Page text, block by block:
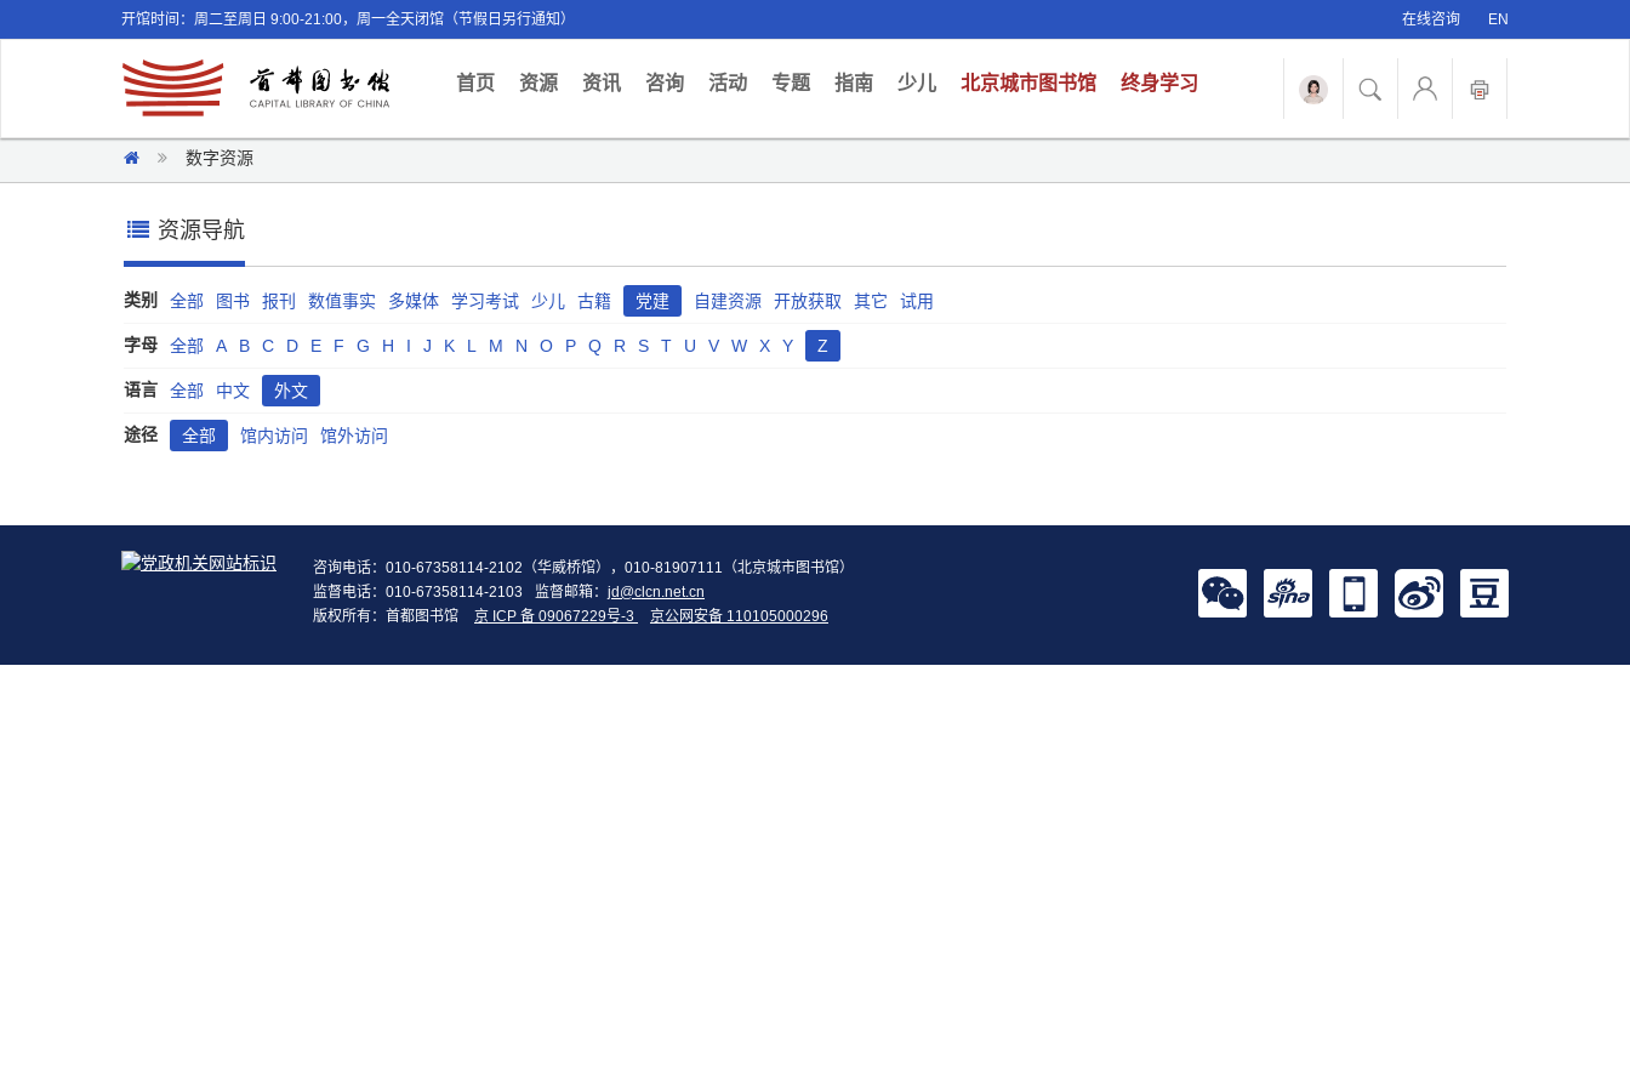
开馆时间：周二至周日 9:00-21:00，周一全天闭馆（节假日另行通知） 在线咨询 EN
首页(current)
资源 资讯 咨询 活动 专题 指南 少儿 北京城市图书馆 终身学习
数字资源
资源导航
类别 全部 图书 报刊 数值事实 多媒体 学习考试 少儿 古籍 党建 自建资源 开放获取 其它 试用
字母 全部 A B C D E F G H I J K L M N O P Q R S T U V W X Y Z
语言 全部 中文 外文
途径 全部 馆内访问 馆外访问
咨询电话：010-67358114-2102（华威桥馆），010-81907111（北京城市图书馆）
监督电话：010-67358114-2103
监督邮箱： jd@clcn.net.cn
版权所有：首都图书馆
京 ICP 备 09067229号-3 京公网安备 110105000296